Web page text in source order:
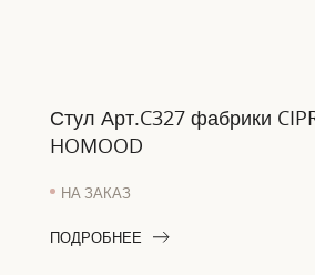
Стул Арт.C327 фабрики
HOMOOD
НА ЗАКАЗ
ПОДРОБНЕЕ